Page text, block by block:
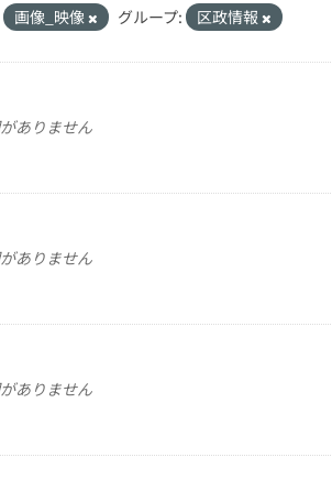
画像_映像 グループ: 区政情報
ありません
ありません
ありません